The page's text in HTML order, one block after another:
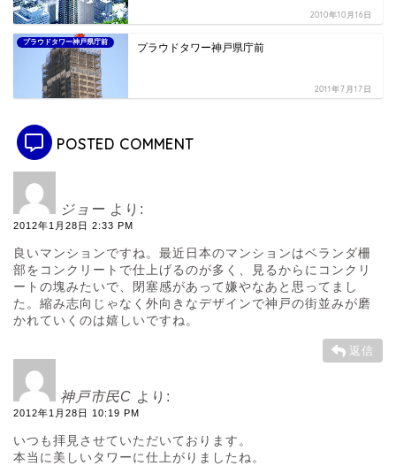
2010年10月16日
プラウドタワー神戸県庁前 プラウドタワー神戸県庁前
2011年7月17日
POSTED COMMENT
ジョー より:
2012年1月28日 2:33 PM
良いマンションですね。最近日本のマンションはベランダ柵
部をコンクリートで仕上げるのが多く、見るからにコンクリ
ートの塊みたいで、閉塞感があって嫌やなあと思ってまし
た。縮み志向じゃなく外向きなデザインで神戸の街並みが磨
かれていくのは嬉しいですね。
返信
神戸市民C より:
2012年1月28日 10:19 PM
いつも拝見させていただいております。
本当に美しいタワーに仕上がりましたね。